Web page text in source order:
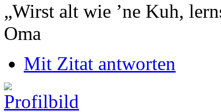
„Wirst alt wie ’ne Kuh,
Oma
Mit Zitat antworten